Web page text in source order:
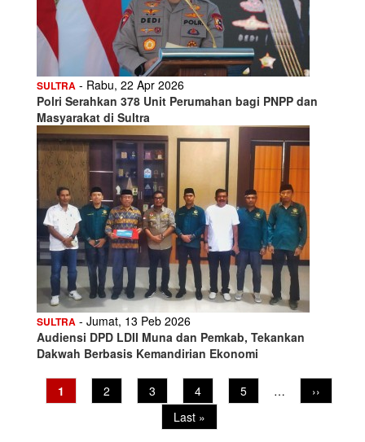
SULTRA - Rabu, 22 Apr 2026
Polri Serahkan 378 Unit Perumahan bagi PNPP dan
Masyarakat di Sultra
SULTRA - Jumat, 13 Peb 2026
Audiensi DPD LDII Muna dan Pemkab, Tekankan
Dakwah Berbasis Kemandirian Ekonomi
Pagination
Current
page
1 Page
2 Page
3 Page
4 Page
5 …
Next
page
››
Last
page
Last »